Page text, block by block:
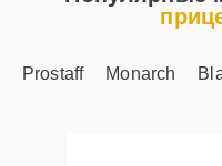
Prostaff Monarch